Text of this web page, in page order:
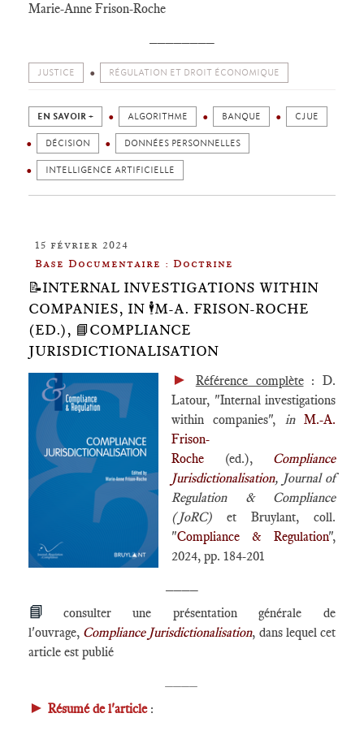
Marie-Anne Frison-Roche
JUSTICE RÉGULATION ET DROIT ÉCONOMIQUE
EN SAVOIR + ALGORITHME BANQUE CJUE
DÉCISION DONNÉES PERSONNELLES
INTELLIGENCE ARTIFICIELLE
15 février 2024
Base Documentaire : Doctrine
📝INTERNAL INVESTIGATIONS WITHIN
COMPANIES, IN 🕴️M-A. FRISON-ROCHE
(ED.), 📘COMPLIANCE
JURISDICTIONALISATION
► Référence complète: D.
Latour, "Internal investigations
within companies", in M.-A.
Frison-
Roche (ed.), Compliance
Jurisdictionalisation, Journal of
Regulation & Compliance
(JoRC) et Bruylant, coll.
"Compliance & Regulation",
2024, pp. 184-201
📘
consulter une présentation générale de
l'ouvrage, Compliance Jurisdictionalisation, dans lequel cet
article est publié
► Résumé de l'article: